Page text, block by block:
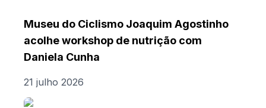
Museu do Ciclismo Joaquim Agostinho
acolhe workshop de nutrição com
Daniela Cunha
21 julho 2026